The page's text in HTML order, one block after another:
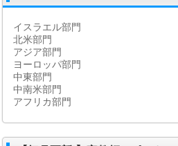
イスラエル部門
北米部門
アジア部門
ヨーロッパ部門
中東部門
中南米部門
アフリカ部門